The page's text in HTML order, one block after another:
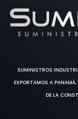
SUMINISTROS
EXPORTAMOS A
DE LA